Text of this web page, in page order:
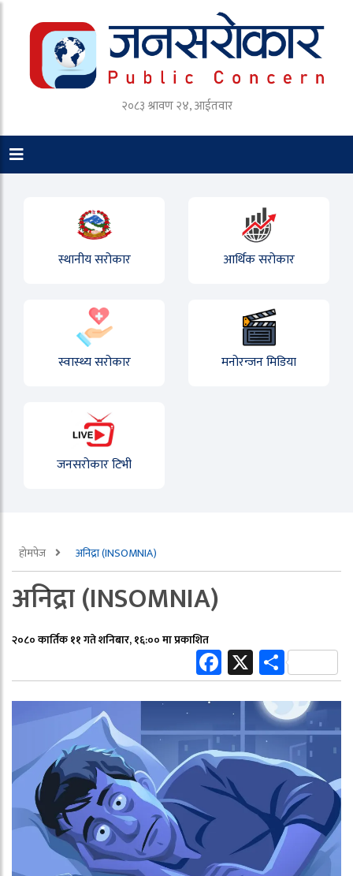
२०८३ श्रावण २४, आईतवार
स्थानीय सरोकार आर्थिक सरोकार
स्वास्थ्य सरोकार मनोरन्जन मिडिया
जनसरोकार टिभी
होमपेज अनिद्रा (INSOMNIA)
अनिद्रा (INSOMNIA)
२०८० कार्तिक ११ गते शनिबार, १६:०० मा प्रकाशित
Facebook
XShare